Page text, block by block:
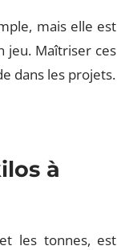
mais elle est
jeu. Maîtriser ces
dans les projets.
à
les tonnes, est